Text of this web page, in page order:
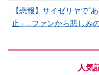
【悲報】サイゼリヤで“
止」…ファンから悲しみ